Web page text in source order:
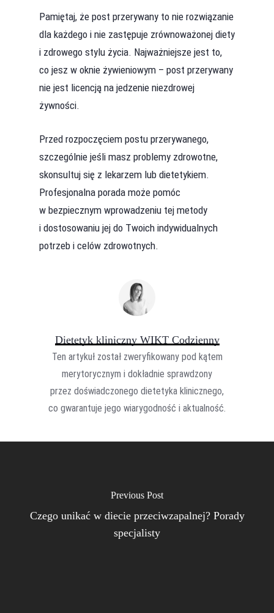
Pamiętaj, że post przerywany to nie rozwiązanie
dla każdego i nie zastępuje zrównoważonej diety
i zdrowego stylu życia. Najważniejsze jest to,
co jesz w oknie żywieniowym – post przerywany
nie jest licencją na jedzenie niezdrowej
żywności.
Przed rozpoczęciem postu przerywanego,
szczególnie jeśli masz problemy zdrowotne,
skonsultuj się z lekarzem lub dietetykiem.
Profesjonalna porada może pomóc
w bezpiecznym wprowadzeniu tej metody
i dostosowaniu jej do Twoich indywidualnych
potrzeb i celów zdrowotnych.
Dietetyk kliniczny WIKT Codzienny
Ten artykuł został zweryfikowany pod kątem
merytorycznym i dokładnie sprawdzony
przez doświadczonego dietetyka klinicznego,
co gwarantuje jego wiarygodność i aktualność.
Previous Post
Czego unikać w diecie przeciwzapalnej? Porady
specjalisty